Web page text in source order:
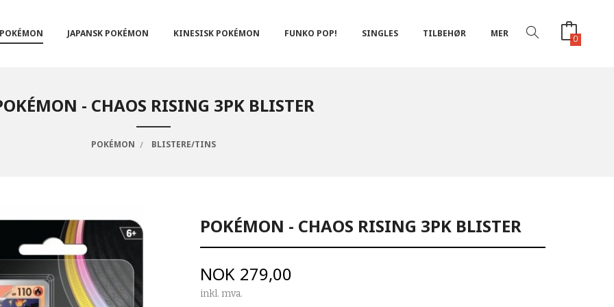
POKÉMON JAPANSK POKÉMON KINESISK POKÉMON FUNKO POP! SINGLES TILBEHØR MER 0
- CHAOS RISING 3PK BLISTER
POKÉMON BLISTERE/TINS
POKÉMON - CHAOS RISING 3PK BLISTER
Pris
NOK 279,00
inkl. mva.